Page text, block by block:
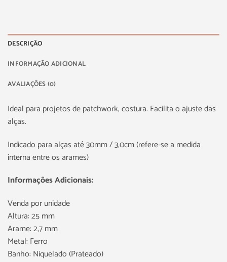
DESCRIÇÃO
INFORMAÇÃO ADICIONAL
AVALIAÇÕES (0)
Ideal para projetos de patchwork, costura. Facilita o ajuste das
alças.
Indicado para alças até 30mm / 3,0cm (refere-se a medida
interna entre os arames)
Informações Adicionais:
Venda por unidade
Altura: 25 mm
Arame: 2,7 mm
Metal: Ferro
Banho: Niquelado (Prateado)